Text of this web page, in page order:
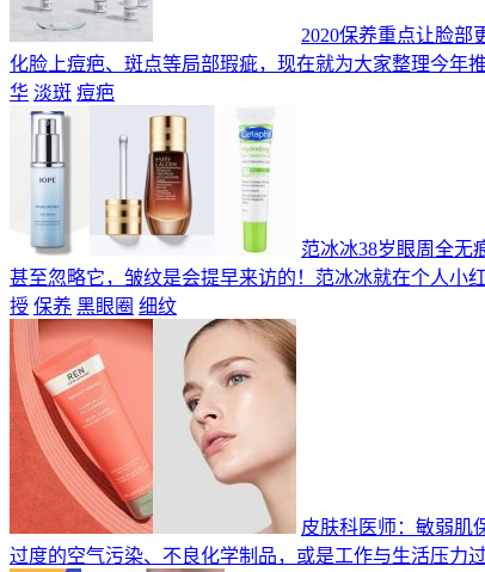
2020保养重点让脸部
化脸上痘疤、斑点等局部瑕疵，现在就为大家整理今年
华 淡斑 痘疤
范冰冰38岁眼周全无
甚至忽略它，皱纹是会提早来访的！范冰冰就在个人小
授 保养 黑眼圈 细纹
皮肤科医师：敏弱肌
过度的空气污染、不良化学制品，或是工作与生活压力